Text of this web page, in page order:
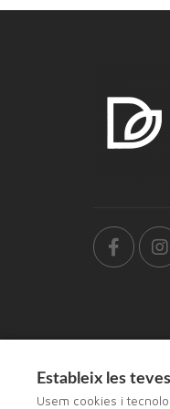
Estableix les
Usem cookies i